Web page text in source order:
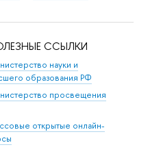
ССЫЛКИ
науки и
образования РФ
просвещения
открытые онлайн-